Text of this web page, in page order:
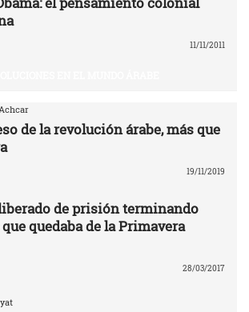
11/11/2011
de la revolución árabe, más que
19/11/2019
de prisión terminando
quedaba de la Primavera
28/03/2017